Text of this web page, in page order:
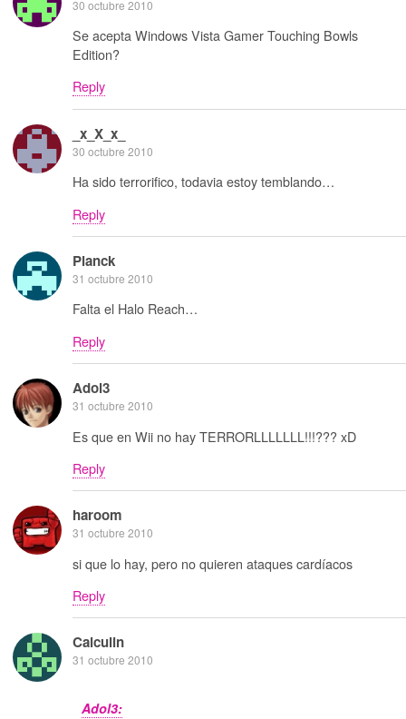
30 octubre 2010
Se acepta Windows Vista Gamer Touching Bowls
Edition?
Reply
_x_X_x_
30 octubre 2010
Ha sido terrorifico, todavia estoy temblando…
Reply
Planck
31 octubre 2010
Falta el Halo Reach…
Reply
Adol3
31 octubre 2010
Es que en Wii no hay TERRORLLLLLLL!!!??? xD
Reply
haroom
31 octubre 2010
si que lo hay, pero no quieren ataques cardíacos
Reply
Calculin
31 octubre 2010
Adol3: